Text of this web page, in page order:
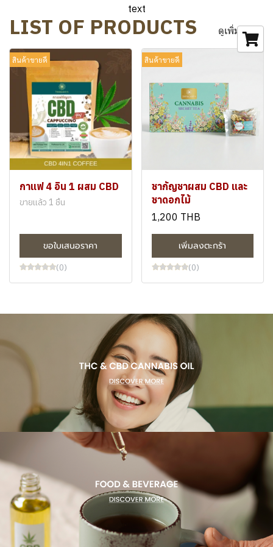
text
LIST OF PRODUCTS ดูเพิ่มเติม
สินค้าขายดี
กาแฟ 4 อิน 1 ผสม CBD
ขายแล้ว 1 ชิ้น
ขอใบเสนอราคา
(0)
สินค้าขายดี
ชากัญชาผสม CBD และ
ชาดอกไม้
1,200 THB
เพิ่มลงตะกร้า
(0)